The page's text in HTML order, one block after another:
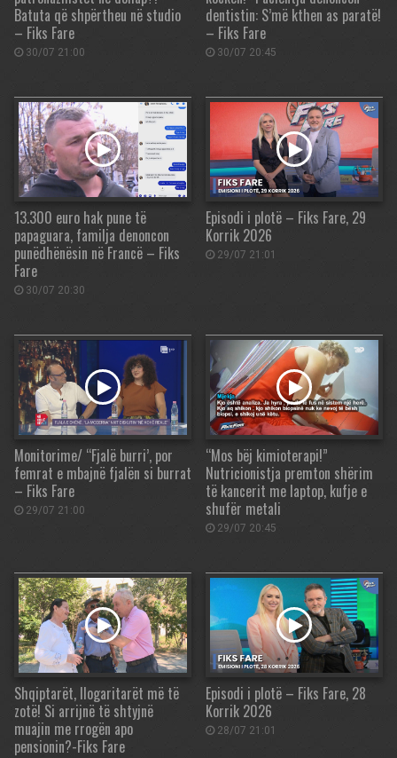
Batuta që shpërtheu në studio
– Fiks Fare
30/07 21:00
dentistin: S’më kthen as paratë!
– Fiks Fare
30/07 20:45
13.300 euro hak pune të
papaguara, familja denoncon
punëdhënësin në Francë – Fiks
Fare
30/07 20:30
Episodi i plotë – Fiks Fare, 29
Korrik 2026
29/07 21:01
Monitorime/ “Fjalë burri’, por
femrat e mbajnë fjalën si burrat
– Fiks Fare
29/07 21:00
“Mos bëj kimioterapi!”
Nutricionistja premton shërim
të kancerit me laptop, kufje e
shufër metali
29/07 20:45
Shqiptarët, llogaritarët më të
zotë! Si arrijnë të shtyjnë
muajin me rrogën apo
pensionin?-Fiks Fare
Episodi i plotë – Fiks Fare, 28
Korrik 2026
28/07 21:01